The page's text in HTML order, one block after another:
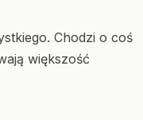
Chodzi o coś
większość